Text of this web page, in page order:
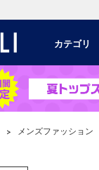
カテゴリ
> メンズファッション